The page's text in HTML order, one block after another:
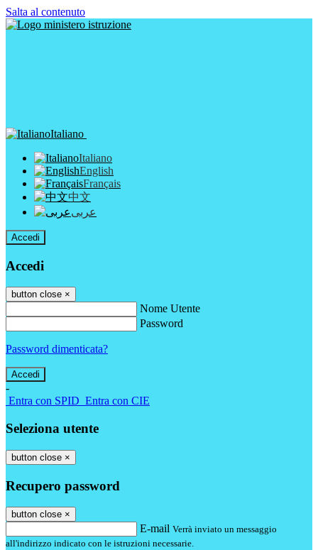
Salta al contenuto
Italiano
Italiano
English
Français
中文
عربى
Accedi
Accedi
button close ×
Nome Utente
Password
Password dimenticata?
-
Entra con SPID Entra con CIE
Seleziona utente
button close ×
Recupero password
button close ×
E-mail Verrà inviato un messaggio
all'indirizzo indicato con le istruzioni necessarie.